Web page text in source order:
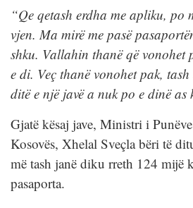
“Qe qetash erdha me apliku, po
vjen. Ma mirë me pasë
shku. Vallahin thanë që vonohet
e di. Veç thanë vonohet pak,
ditë e një javë a nuk po e dinë as
Gjatë kësaj jave, Ministri i
Kosovës, Xhelal Sveçla bëri të
më tash janë diku rreth 124 mijë
pasaporta.